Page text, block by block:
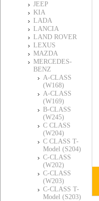
JEEP
KIA
LADA
LANCIA
LAND ROVER
LEXUS
MAZDA
MERCEDES-
BENZ
A-CLASS
(W168)
A-CLASS
(W169)
B-CLASS
(W245)
C CLASS
(W204)
C CLASS T-
Model (S204)
C-CLASS
(W202)
C-CLASS
(W203)
C-CLASS T-
Model (S203)